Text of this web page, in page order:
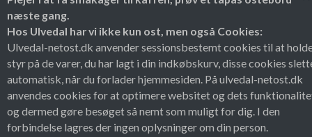
næste gang.
Hos Ulvedal har vi ikke kun ost, men også Cookies:
Ulvedal-netost.dk anvender sessionsbestemt cookies til at
styr på de varer, du har lagt i din indkøbskurv, disse cookies
automatisk, når du forlader hjemmesiden. På ulvedal-netost.dk
anvendes cookies for at optimere websitet og dets
og dermed gøre besøget så nemt som muligt for dig. I den
forbindelse lagres der ingen oplysninger om din person.
Theme by